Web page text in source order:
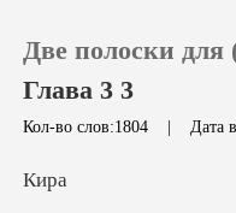
Две полоски для
Глава 3 3
Кол-во слов:1804 | Дата
и